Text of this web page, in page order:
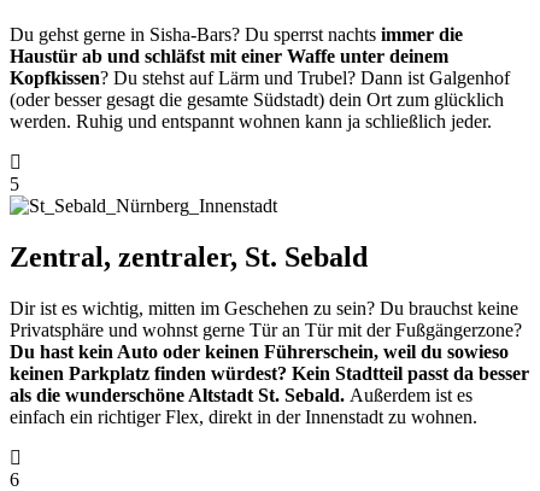
Du gehst gerne in Sisha-Bars? Du sperrst nachts immer die
Haustür ab und schläfst mit einer Waffe unter deinem
Kopfkissen? Du stehst auf Lärm und Trubel? Dann ist Galgenhof
(oder besser gesagt die gesamte Südstadt) dein Ort zum glücklich
werden. Ruhig und entspannt wohnen kann ja schließlich jeder.
5
Zentral, zentraler, St. Sebald
Dir ist es wichtig, mitten im Geschehen zu sein? Du brauchst keine
Privatsphäre und wohnst gerne Tür an Tür mit der Fußgängerzone?
Du hast kein Auto oder keinen Führerschein, weil du sowieso
keinen Parkplatz finden würdest? Kein Stadtteil passt da besser
als die wunderschöne Altstadt St. Sebald. Außerdem ist es
einfach ein richtiger Flex, direkt in der Innenstadt zu wohnen.
6